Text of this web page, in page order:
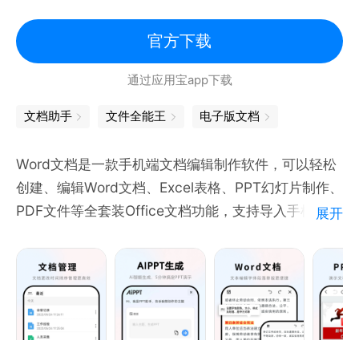
如果你在使用石墨文档的过程中遇到任何问题，可以访
问石墨文档帮助中心（shimo.im/help）、在 App 内
点击「头像-意见反馈」告诉我们，或发邮件至
contact@shimo.im。
官方微博：@石墨文档
官方网站：shimo.im
官方 QQ 群：1076774685
官方下载
通过应用宝app下载
文档助手 文件全能王 电子版文档
Word文档是一款手机端文档编辑制作软件，可以轻松
创建、编辑Word文档、Excel表格、PPT幻灯片制作、
PDF文件等全套装Office文档功能，支持导入手机本地
具有Ai智能办公功能，可以一键生成PPT主题大纲，
AiPPT智能生成PPT。Word文档提供丰富的PPT模
板、Word文档、Excel表格，应对不同场景需求，高
效节省制作设计时间，制作高质量文档，同时Word文
展开